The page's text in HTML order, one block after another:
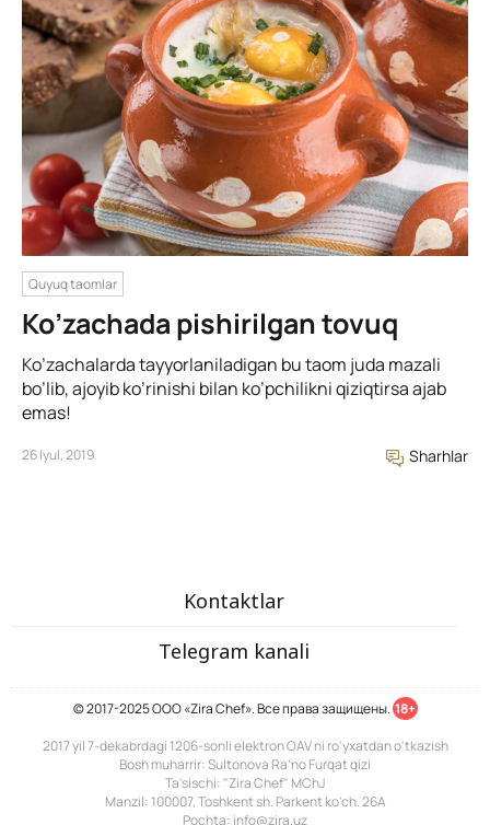
Quyuq taomlar
Ko’zachada pishirilgan tovuq
Ko’zachalarda tayyorlaniladigan bu taom juda mazali
bo’lib, ajoyib ko’rinishi bilan ko’pchilikni qiziqtirsa ajab
emas!
26 Iyul, 2019 Sharhlar
Kontaktlar
Telegram kanali
© 2017-2025 ООО «Zira Chef». Все права защищены. 18+
2017 yil 7-dekabrdagi 1206-sonli elektron OAV ni ro'yxatdan o'tkazish
Bosh muharrir: Sultonova Ra’no Furqat qizi
Ta'sischi: "Zira Chef" MChJ
Manzil: 100007, Toshkent sh. Parkent ko'ch. 26A
Pochta: info@zira.uz